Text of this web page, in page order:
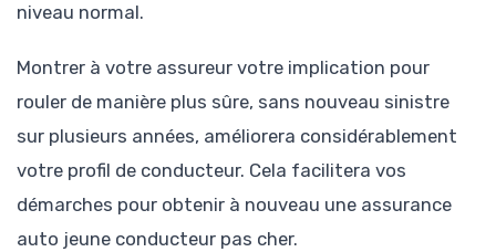
niveau normal.
Montrer à votre assureur votre implication pour
rouler de manière plus sûre, sans nouveau sinistre
sur plusieurs années, améliorera considérablement
votre profil de conducteur. Cela facilitera vos
démarches pour obtenir à nouveau une assurance
auto jeune conducteur pas cher.